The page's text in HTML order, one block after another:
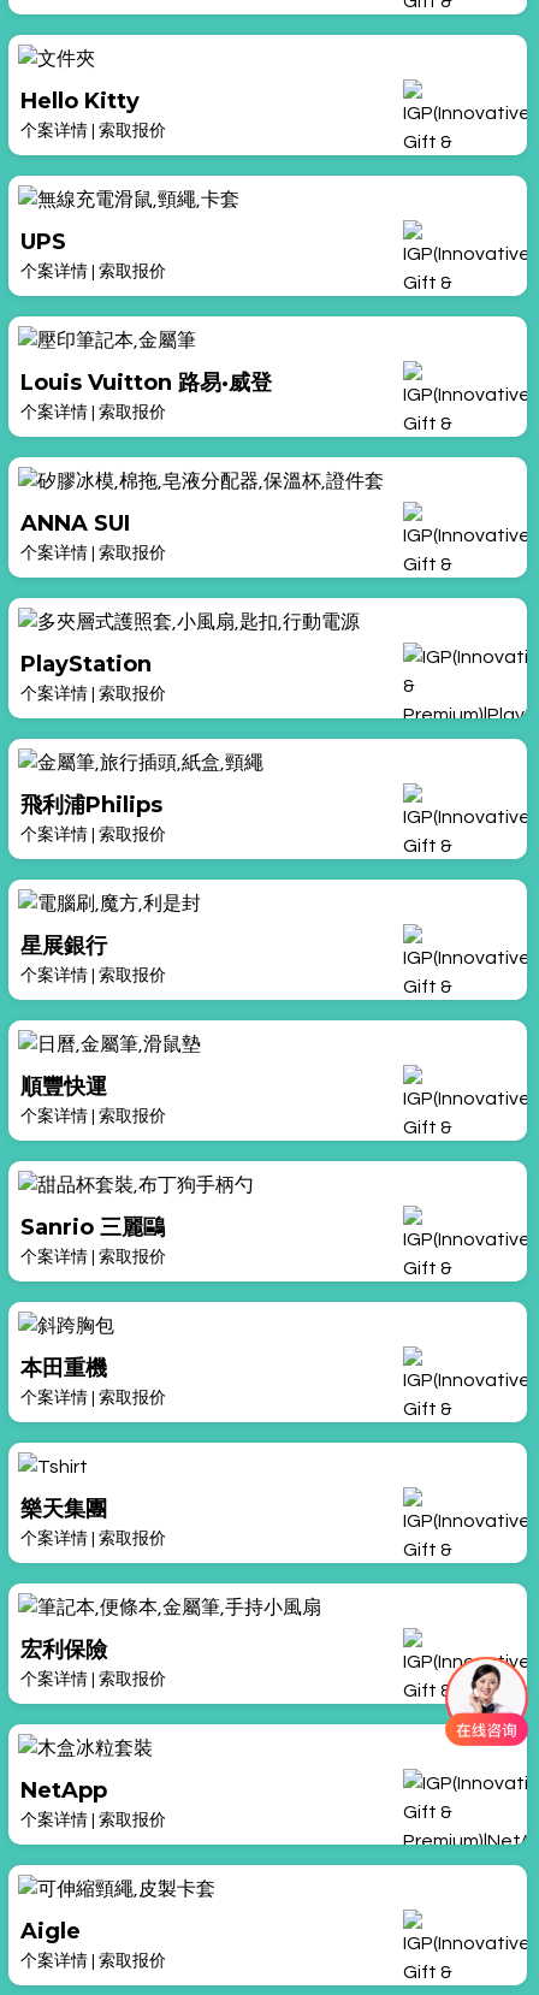
Hello Kitty
个案详情 索取报价
UPS
个案详情 索取报价
Louis Vuitton 路易·威登
个案详情 索取报价
ANNA SUI
个案详情 索取报价
PlayStation
个案详情 索取报价
飛利浦Philips
个案详情 索取报价
星展銀行
个案详情 索取报价
順豐快運
个案详情 索取报价
Sanrio 三麗鷗
个案详情 索取报价
本田重機
个案详情 索取报价
樂天集團
个案详情 索取报价
宏利保險
个案详情 索取报价
NetApp
个案详情 索取报价
Aigle
个案详情 索取报价